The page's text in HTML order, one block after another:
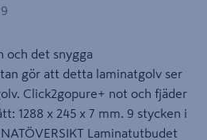
och det snygga
gör att detta laminatgolv ser
Click2gopure+ not och fjäder
1288 x 245 x 7 mm. 9 stycken i
Laminatutbudet